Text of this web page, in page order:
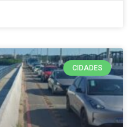
CIDADES